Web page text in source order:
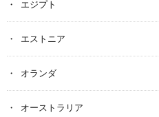
エジプト
エストニア
オランダ
オーストラリア